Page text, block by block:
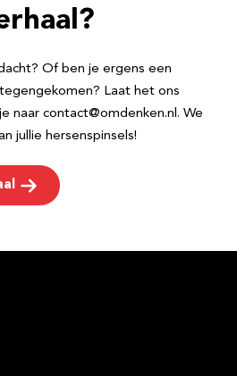
Of ben je ergens een
Laat het ons
naar contact@omdenken.nl. We
jullie hersenspinsels!